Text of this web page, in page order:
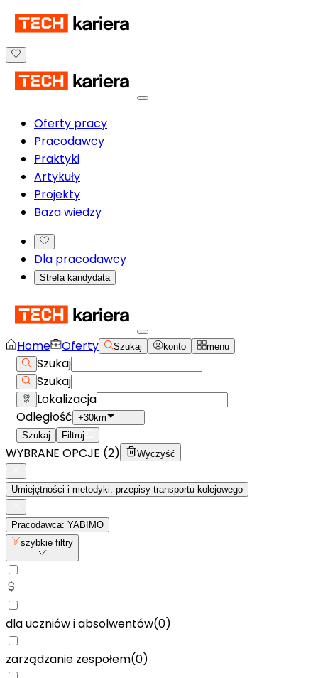
Oferty pracy
Pracodawcy
Praktyki
Artykuły
Projekty
Baza wiedzy
Dla pracodawcy
Strefa kandydata
Home Oferty Szukaj konto menu
Szukaj
Szukaj
Lokalizacja
Odległość +30km
Szukaj
Filtruj
WYBRANE OPCJE (2) Wyczyść
Umiejętności i metodyki: przepisy transportu kolejowego
Pracodawca: YABIMO
szybkie filtry
dla uczniów i absolwentów(0)
zarządzanie zespołem(0)